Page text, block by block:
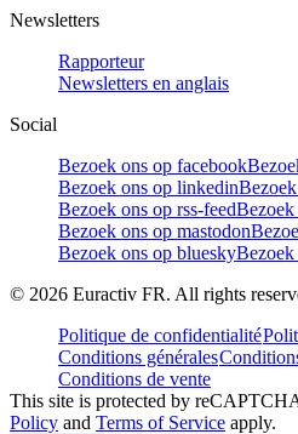
Newsletters
Rapporteur
Newsletters en anglais
Social
Bezoek ons op facebook
Bezoek ons op linkedin
Bezoek ons op rss-feedBezoek
Bezoek ons op mastodon
Bezoek ons op blueskyBezoek
© 2026 Euractiv FR. All rights
Politique de confidentialité
Conditions générales
Conditions de vente
This site is protected by
Policy and Terms of Service apply.